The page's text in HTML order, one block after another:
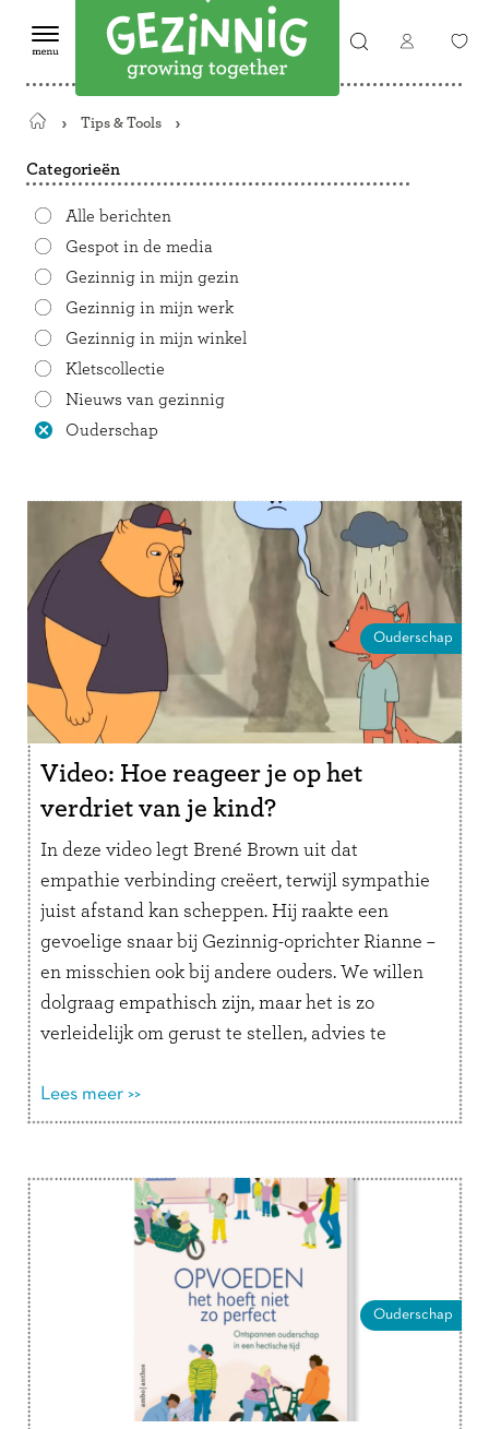
Terug
de
Tips & Tools
Categorieën
Alle berichten
Gespot in de media
Gezinnig in mijn gezin
Gezinnig in mijn werk
Gezinnig in mijn winkel
Kletscollectie
Nieuws van gezinnig
Ouderschap
Ouderschap
Video: Hoe reageer je op het
verdriet van je kind?
In deze video legt Brené Brown uit dat
empathie verbinding creëert, terwijl sympathie
juist afstand kan scheppen. Hij raakte een
gevoelige snaar bij Gezinnig-oprichter Rianne –
en misschien ook bij andere ouders. We willen
dolgraag empathisch zijn, maar het is zo
verleidelijk om gerust te stellen, advies te
verder
Lees meer >>
Ouderschap